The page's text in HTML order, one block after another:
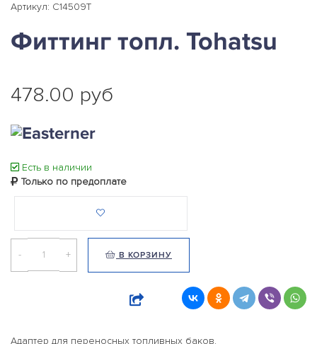
Артикул: C14509T
Фиттинг топл. Tohatsu
478.00 руб
Есть в наличии
Только по предоплате
- + В КОРЗИНУ
Адаптер для переносных топливных баков.